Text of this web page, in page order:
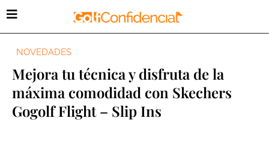
NOVEDADES
Mejora tu técnica y disfruta de la
máxima comodidad con Skechers
Gogolf Flight – Slip Ins